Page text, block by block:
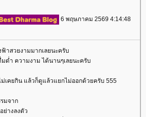
6 พฤษภาคม 2569 4:14:48
าสวยงามมากเลยนะครับ
ด่ำ ความงาม ได้นานๆเลยนะครับ
เคยกิน แล้วก็ดูแล้วแยกไม่ออกด้วยครับ 555
มจาก
ย่างลงตัว